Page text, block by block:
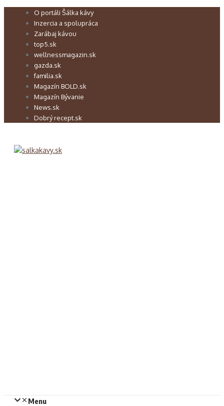
Preskočiť O portáli Šálka kávy
Inzercia a spolupráca
Zarábaj kávou
top5.sk
wellnessmagazin.sk
gazda.sk
familia.sk
Magazín BOLD.sk
Magazín Bývanie
News.sk
Dobrý recept.sk
Menu